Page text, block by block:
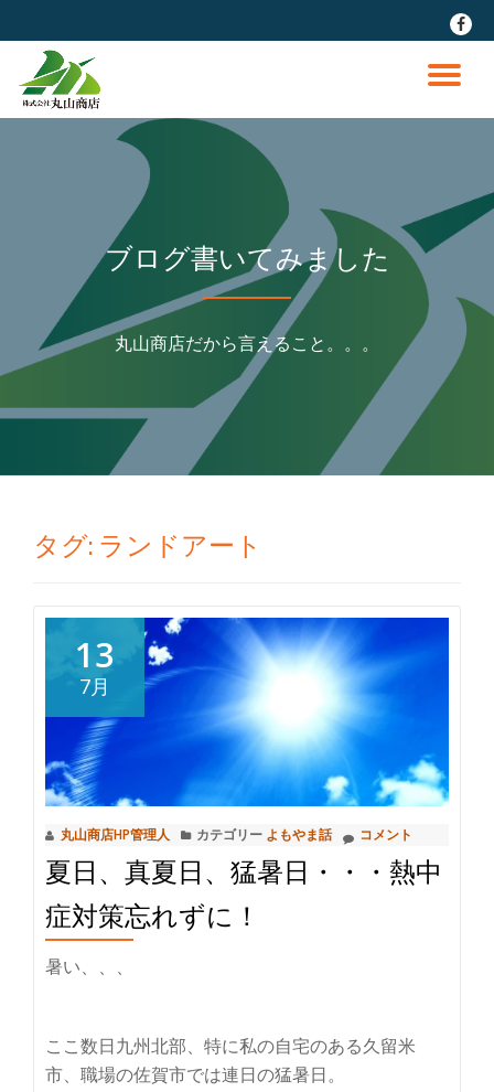
ン
fa-
ナ
ゲ
ー
シ
ョ
替
ブログ書いてみました
丸山商店だから言えること。。。
タグ: ランドアート
13
7月
丸山商店HP管理人 カテゴリー よもやま話 コメント
夏日、真夏日、猛暑日・・・熱中
症対策忘れずに！
暑い、、、
ここ数日九州北部、特に私の自宅のある久留米
市、職場の佐賀市では連日の猛暑日。